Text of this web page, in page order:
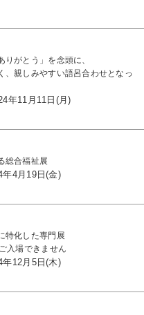
りがとう」を念頭に、
、親しみやすい語呂合わせとなっ
年11月11日(月)
総合福祉展
年4月19日(金)
特化した専門展
入場できません
年12月5日(木)